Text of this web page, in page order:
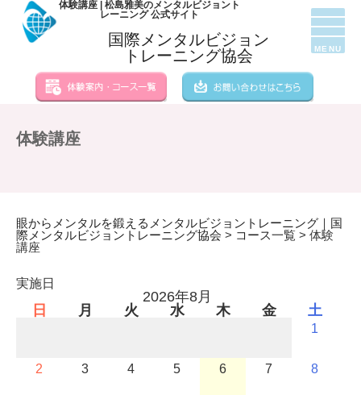
体験講座 | 松島雅美のメンタルビジョント
レーニング 公式サイト
国際メンタルビジョン
トレーニング協会
MENU
体験講座
眼からメンタルを鍛えるメンタルビジョントレーニング｜国
際メンタルビジョントレーニング協会 > コース一覧 > 体験
講座
実施日
2026年8月
日
月 火 水 木 金 土
1
2 3 4 5 6 7 8